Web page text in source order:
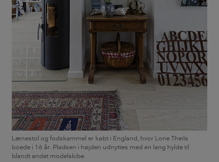
Lænestol og fodskammel er købt i England, hvor Lone Theils
boede i 16 år. Pladsen i højden udnyttes med en lang hylde til
blandt andet modelskibe.